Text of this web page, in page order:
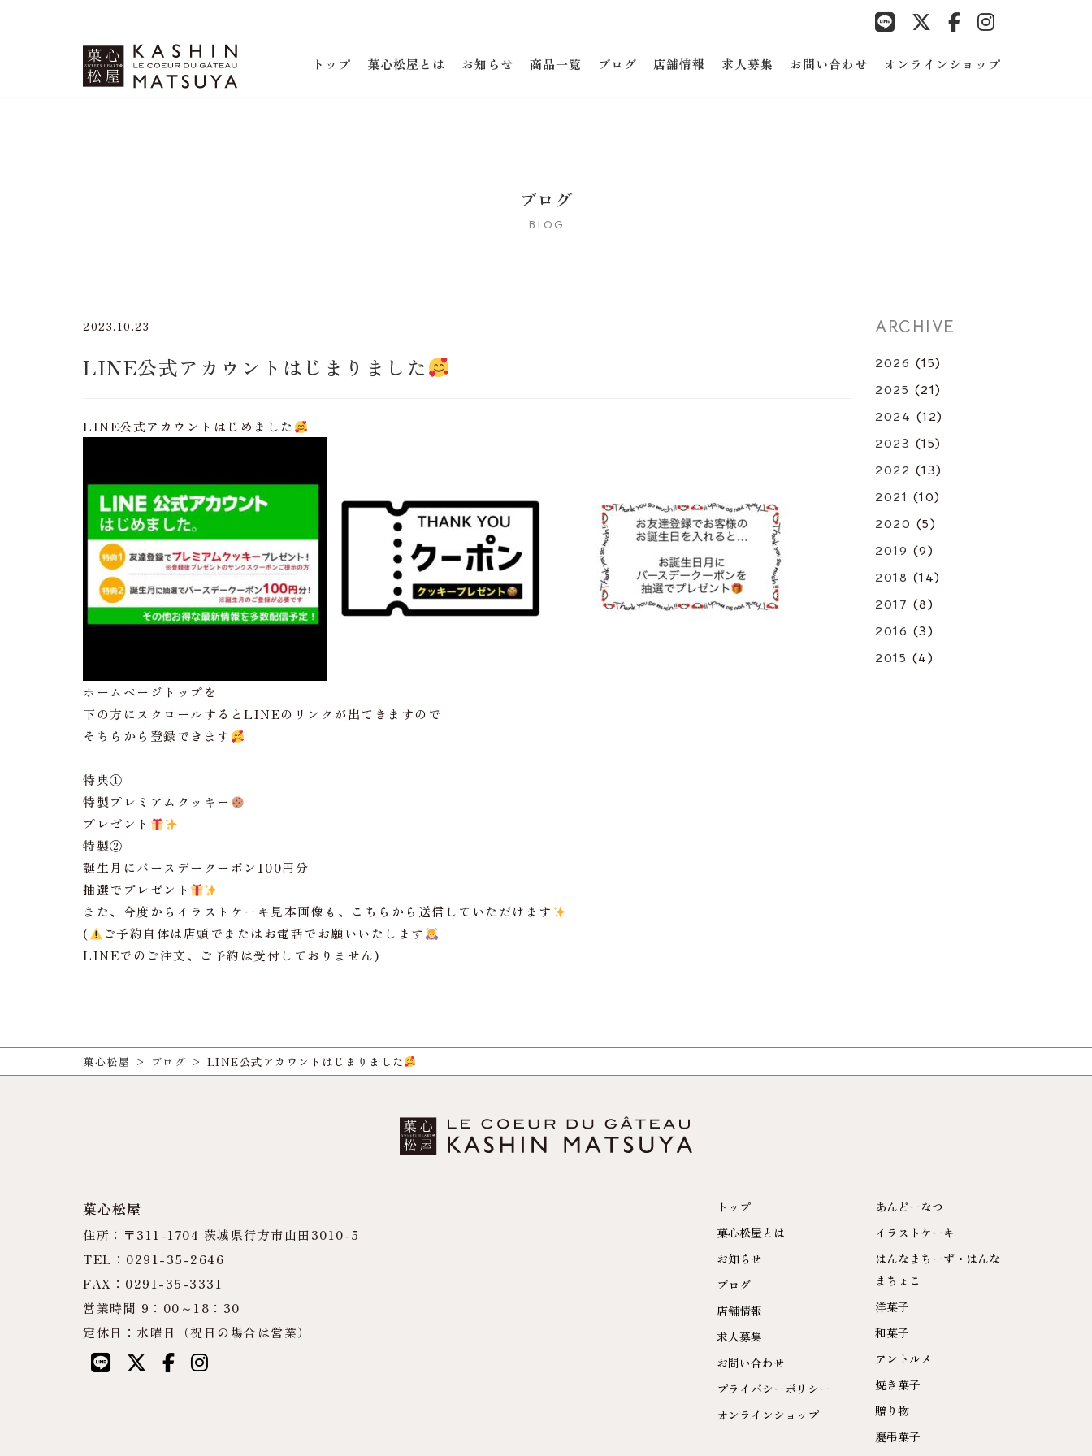
トップ 菓心松屋とは お知らせ 商品一覧 ブログ 店舗情報 求人募集 お問い合わせ オンラインショップ
ブログ
BLOG
2023.10.23
LINE公式アカウントはじまりました
LINE公式アカウントはじめました
ホームページトップを
下の方にスクロールするとLINEのリンクが出てきますので
そちらから登録できます
特典①
特製プレミアムクッキー
プレゼント
特製②
誕生月にバースデークーポン100円分
抽選でプレゼント
また、今度からイラストケーキ見本画像も、こちらから送信していただけます
(
ご予約自体は店頭でまたはお電話でお願いいたします
LINEでのご注文、ご予約は受付しておりません)
ARCHIVE
2026 (15)
2025 (21)
2024 (12)
2023 (15)
2022 (13)
2021 (10)
2020 (5)
2019 (9)
2018 (14)
2017 (8)
2016 (3)
2015 (4)
菓心松屋 > ブログ > LINE公式アカウントはじまりました
菓心松屋
住所：〒311-1704 茨城県行方市山田3010-5
TEL：0291-35-2646
FAX：0291-35-3331
営業時間 9：00～18：30
定休日：水曜日（祝日の場合は営業）
トップ
菓心松屋とは
お知らせ
ブログ
店舗情報
求人募集
お問い合わせ
プライバシーポリシー
オンラインショップ
あんどーなつ
イラストケーキ
はんなまちーず・はんな
まちょこ
洋菓子
和菓子
アントルメ
焼き菓子
贈り物
慶弔菓子